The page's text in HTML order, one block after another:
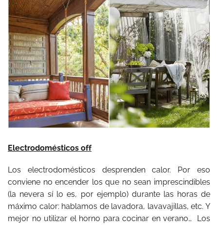
Electrodomésticos off
Los electrodomésticos desprenden calor. Por eso
conviene no encender los que no sean imprescindibles
(la nevera sí lo es, por ejemplo) durante las horas de
máximo calor: hablamos de lavadora, lavavajillas, etc. Y
mejor no utilizar el horno para cocinar en verano…
Los